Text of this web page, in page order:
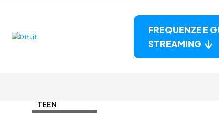
FREQUENZE E
STREAMING
TEEN